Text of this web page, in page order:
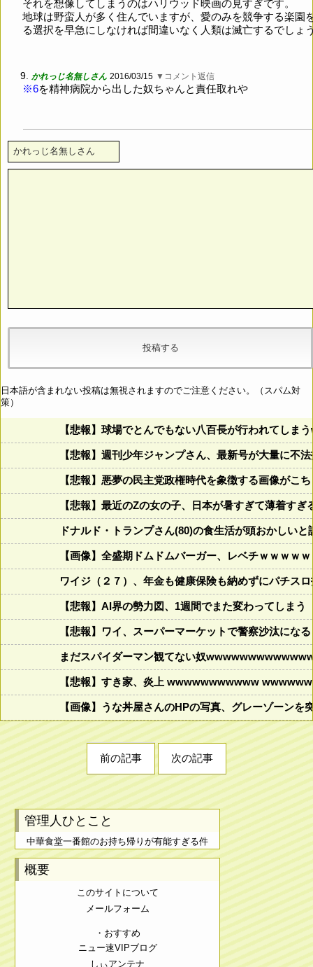
それを想像してしまうのはハリウッド映画の見すぎです。
地球は野蛮人が多く住んでいますが、愛のみを競争する楽園
る選択を早急にしなければ間違いなく人類は滅亡するでしょ
9. かれっじ名無しさん 2016/03/15 ▼コメント返信
※6を精神病院から出した奴ちゃんと責任取れや
日本語が含まれない投稿は無視されますのでご注意ください。（スパム対
策）
【悲報】球場でとんでもない八百長が行われてし
【悲報】週刊少年ジャンプさん、最新号が大量に不
【悲報】悪夢の民主党政権時代を象徴する画像がこ
【悲報】最近のZの女の子、日本が暑すぎて薄着すぎ
ドナルド・トランプさん(80)の食生活が頭おかしい
【画像】全盛期ドムドムバーガー、レベチｗｗｗｗ
ワイジ（２７）、年金も健康保険も納めずにパチス
【悲報】AI界の勢力図、1週間でまた変わってしまう
【悲報】ワイ、スーパーマーケットで警察沙汰にな
まだスパイダーマン観てない奴
【悲報】すき家、炎上 wwwwwwwwwww
【画像】うな丼屋さんのHPの写真、グレーゾーンを
前の記事 次の記事
管理人ひとこと
中華食堂一番館のお持ち帰りが有能すぎる件
概要
このサイトについて
メールフォーム
・おすすめ
ニュー速VIPブログ
しぃアンテナ